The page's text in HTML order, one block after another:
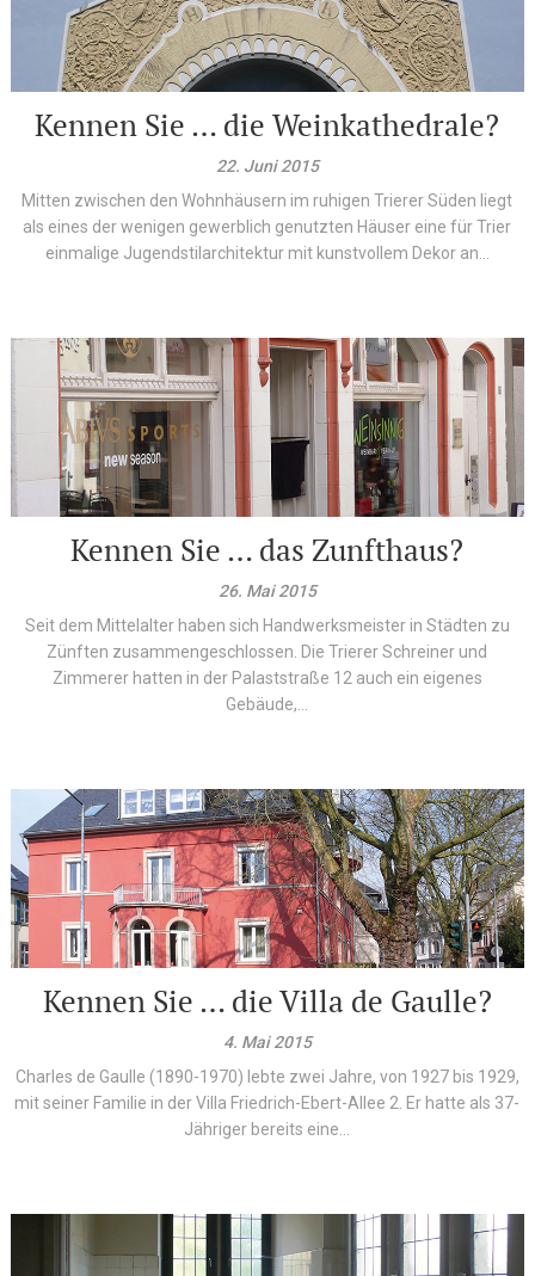
Kennen Sie … die Weinkathedrale?
22. Juni 2015
Mitten zwischen den Wohnhäusern im ruhigen Trierer Süden liegt
als eines der wenigen gewerblich genutzten Häuser eine für Trier
einmalige Jugendstilarchitektur mit kunstvollem Dekor an...
Kennen Sie … das Zunfthaus?
26. Mai 2015
Seit dem Mittelalter haben sich Handwerksmeister in Städten zu
Zünften zusammengeschlossen. Die Trierer Schreiner und
Zimmerer hatten in der Palaststraße 12 auch ein eigenes
Gebäude,...
Kennen Sie … die Villa de Gaulle?
4. Mai 2015
Charles de Gaulle (1890-1970) lebte zwei Jahre, von 1927 bis 1929,
mit seiner Familie in der Villa Friedrich-Ebert-Allee 2. Er hatte als 37-
Jähriger bereits eine...